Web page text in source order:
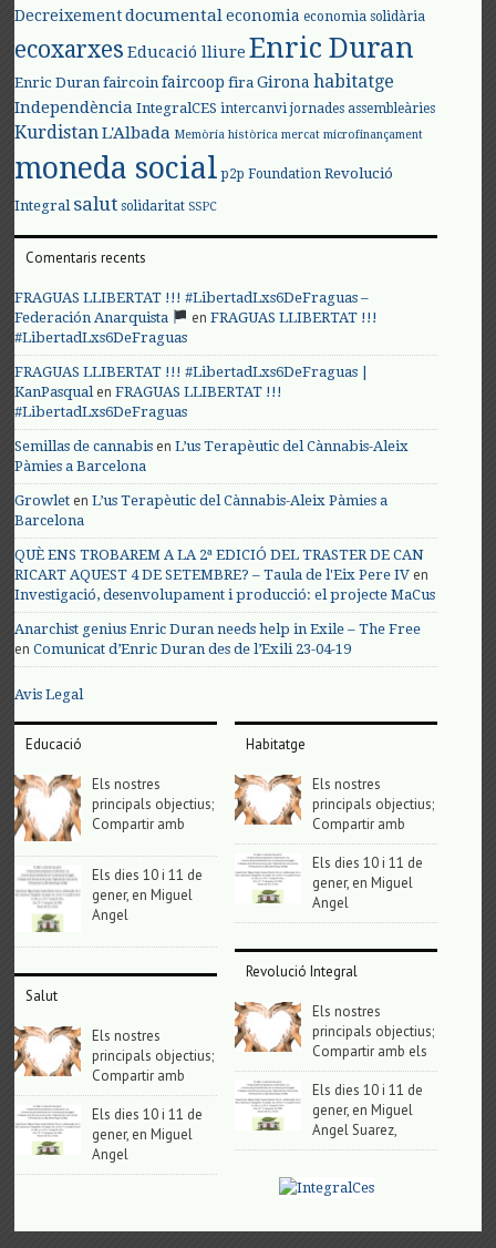
Decreixement documental economia economia solidària
ecoxarxes Educació lliure Enric Duran
Enric Duran faircoin faircoop fira Girona habitatge
Independència IntegralCES intercanvi jornades assembleàries
KurdistanL'Albada Memòria històrica mercat microfinançament
moneda social p2p Foundation Revolució
Integral salut solidaritat SSPC
Comentaris recents
FRAGUAS LLIBERTAT !!! #LibertadLxs6DeFraguas –
Federación Anarquista
enFRAGUAS LLIBERTAT !!!
#LibertadLxs6DeFraguas
FRAGUAS LLIBERTAT !!! #LibertadLxs6DeFraguas |
KanPasqualenFRAGUAS LLIBERTAT !!!
#LibertadLxs6DeFraguas
Semillas de cannabis enL’us Terapèutic del Cànnabis-Aleix
Pàmies a Barcelona
Growlet enL’us Terapèutic del Cànnabis-Aleix Pàmies a
Barcelona
QUÈ ENS TROBAREM A LA 2ª EDICIÓ DEL TRASTER DE CAN
RICART AQUEST 4 DE SETEMBRE? – Taula de l'Eix Pere IV en
Investigació, desenvolupament i producció: el projecte MaCus
Anarchist genius Enric Duran needs help in Exile – The Free
enComunicat d’Enric Duran des de l’Exili 23-04-19
Avis Legal
Educació
Els nostres
principals objectius;
Compartir amb
Els dies 10 i 11 de
gener, en Miguel
Angel
Salut
Els nostres
principals objectius;
Compartir amb
Els dies 10 i 11 de
gener, en Miguel
Angel
Habitatge
Els nostres
principals objectius;
Compartir amb
Els dies 10 i 11 de
gener, en Miguel
Angel
Revolució Integral
Els nostres
principals objectius;
Compartir amb els
Els dies 10 i 11 de
gener, en Miguel
Angel Suarez,